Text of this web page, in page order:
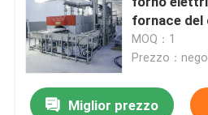
fornace del
batteria al
MOQ：1
Prezzo：
Miglior prezzo